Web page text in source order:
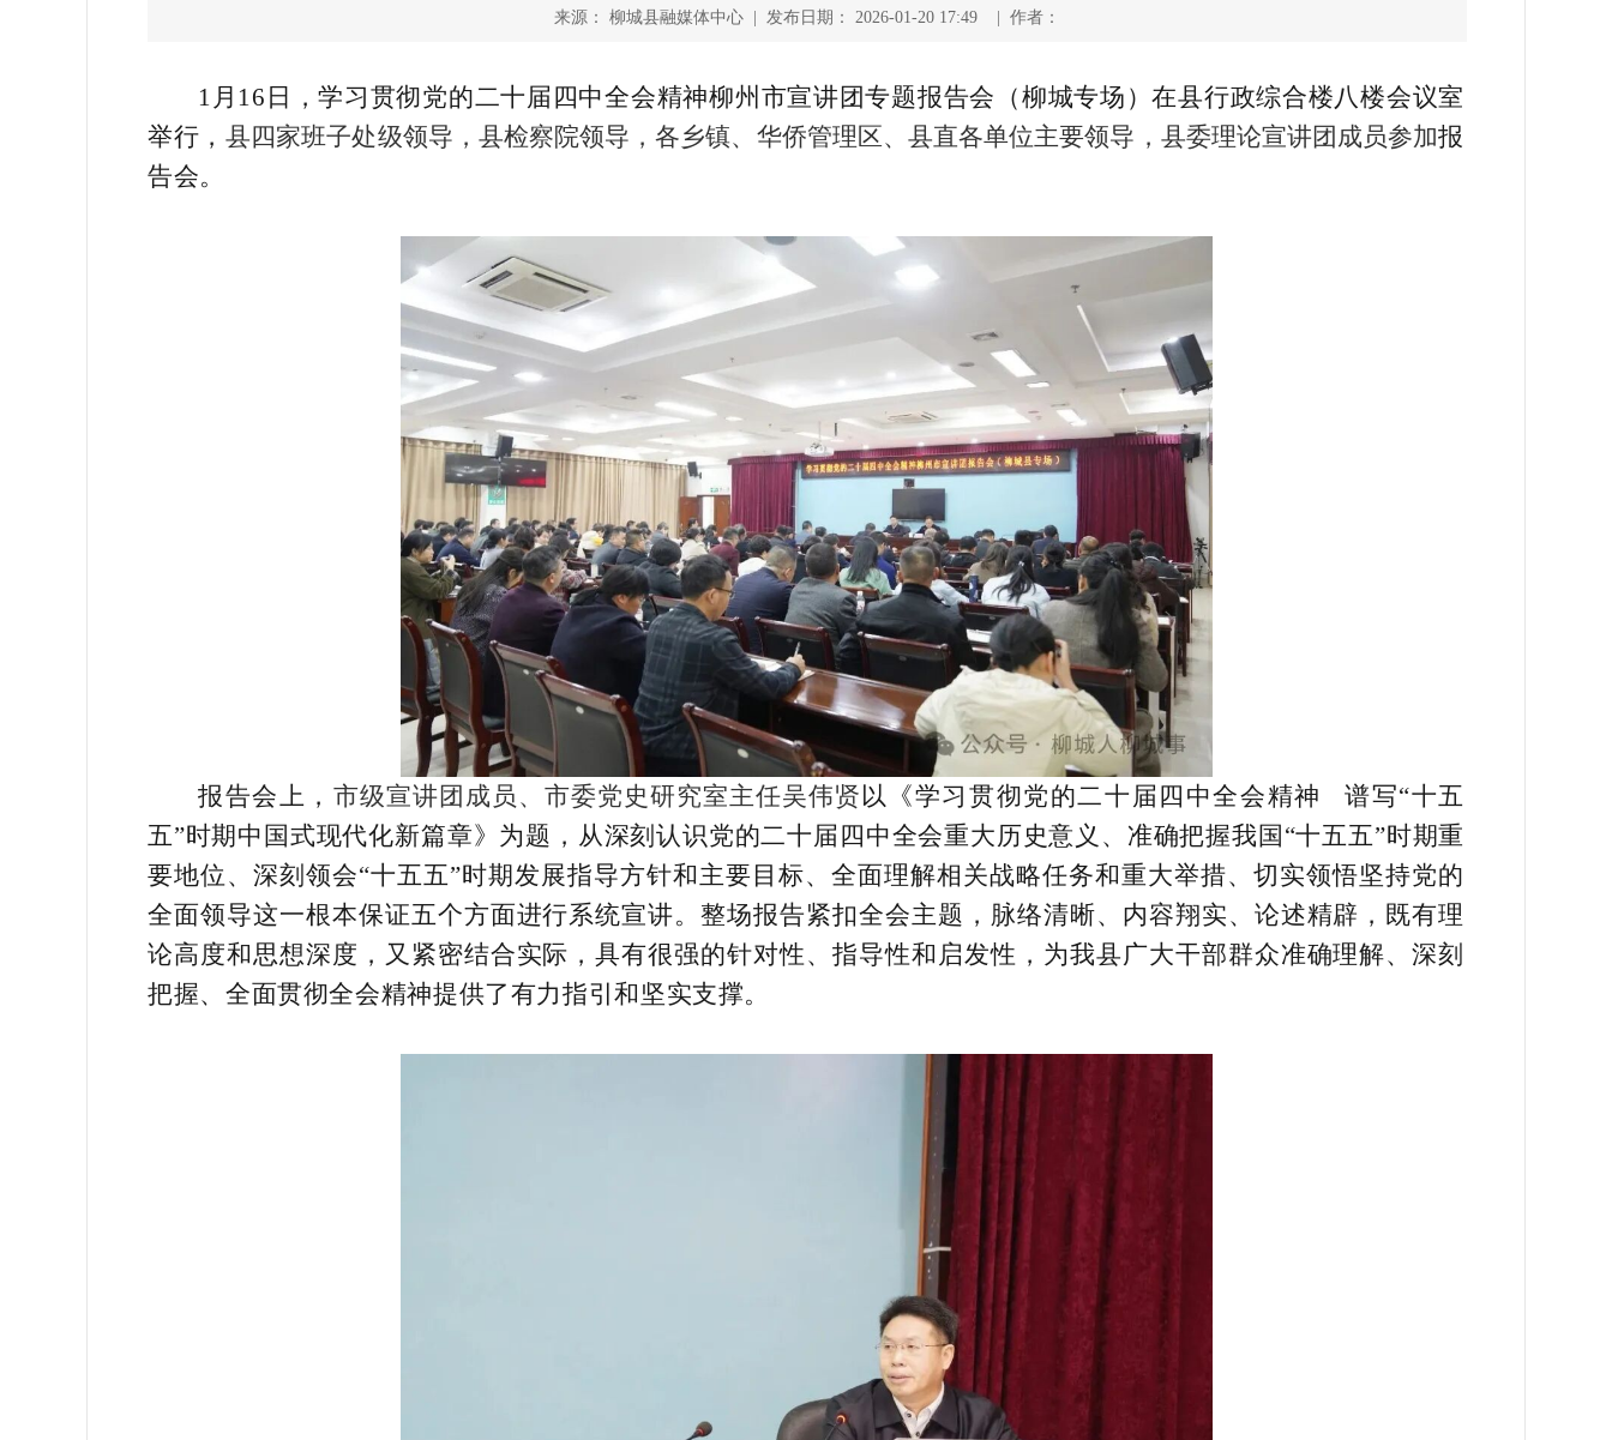
来源： 柳城县融媒体中心 | 发布日期： 2026-01-20 17:49 | 作者：
1月16日，学习贯彻党的二十届四中全会精神柳州市宣讲团专题报告会（柳城专场）在县行政综合楼八楼会议室
举行，县四家班子处级领导，县检察院领导，各乡镇、华侨管理区、县直各单位主要领导，县委理论宣讲团成员参加报
告会。
报告会上，市级宣讲团成员、市委党史研究室主任吴伟贤 以《学习贯彻党的二十届四中全会精神 谱写“十五
五”时期中国式现代化新篇章》为题，从深刻认识党的二十届四中全会重大历史意义、准确把握我国“十五五”时期重
要地位、深刻领会“十五五”时期发展指导方针和主要目标、全面理解相关战略任务和重大举措、切实领悟坚持党的
全面领导这一根本保证五个方面进行系统宣讲。整场报告紧扣全会主题，脉络清晰、内容翔实、论述精辟，既有理
论高度和思想深度，又紧密结合实际，具有很强的针对性、指导性和启发性，为我县广大干部群众准确理解、深刻
把握、全面贯彻全会精神提供了有力指引和坚实支撑。